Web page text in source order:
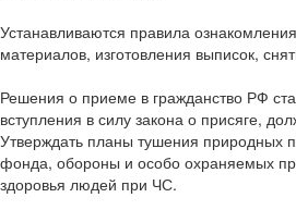
Устанавливаются правила
материалов, изготовления выписок,
Решения о приеме в гражданство РФ
вступления в силу закона о присяге,
Утверждать планы тушения природных
фонда, обороны и особо охраняемых
здоровья людей при ЧС.